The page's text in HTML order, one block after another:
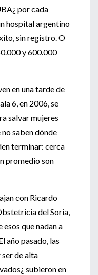
por cada
hospital argentino
sin registro. O
y 600.000
en una tarde de
6, en 2006, se
salvar mujeres
saben dónde
terminar: cerca
promedio son
con Ricardo
del Soria,
esos que nadan a
año pasado, las
de alta
subieron en